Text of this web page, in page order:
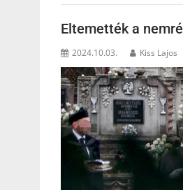
Eltemették a
2024.10.03. Kiss Lajos